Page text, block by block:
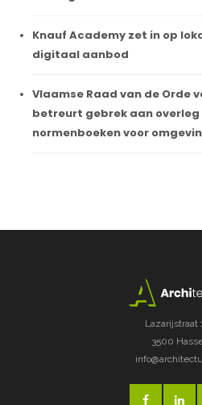
Knauf Academy zet in op
digitaal aanbod
Vlaamse Raad van de Orde
betreurt gebrek aan overleg
normenboeken voor
Lazarijstraat
3500